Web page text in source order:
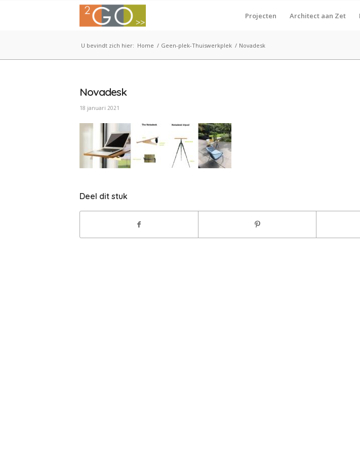
Projecten Architect aan Zet
U bevindt zich hier: Home / Geen-plek-Thuiswerkplek / Novadesk
Novadesk
18 januari 2021
Deel dit stuk